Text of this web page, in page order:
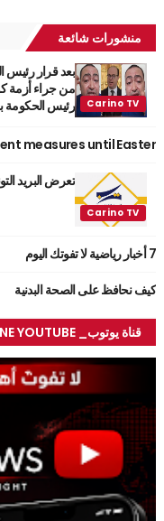
منشورات شائعة
بعد قرار رئيس
من جراء أزمة
رئيس الحكومة
measures until Easter
تعرض البريد
7 أخبار رياضية لا تفوتك اليوم
كيف نحافظ على الصحة البدنية
قناة يوتوب_ CHAÎNE YOUTUBE